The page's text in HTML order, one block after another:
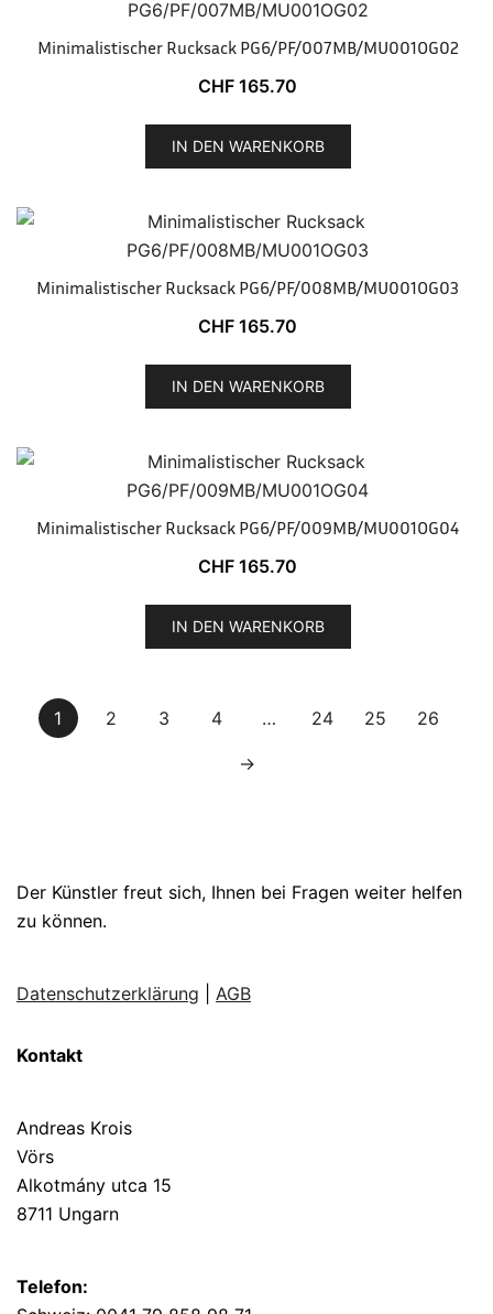
Minimalistischer Rucksack PG6/PF/007MB/MU001OG02
CHF 165.70
IN DEN WARENKORB
Minimalistischer Rucksack PG6/PF/008MB/MU001OG03
CHF 165.70
IN DEN WARENKORB
Minimalistischer Rucksack PG6/PF/009MB/MU001OG04
CHF 165.70
IN DEN WARENKORB
1 2 3 4 … 24 25 26
→
Der Künstler freut sich, Ihnen bei Fragen weiter helfen
zu können.
Datenschutzerklärung AGB
Kontakt
Andreas Krois
Vörs
Alkotmány utca 15
8711 Ungarn
Telefon: